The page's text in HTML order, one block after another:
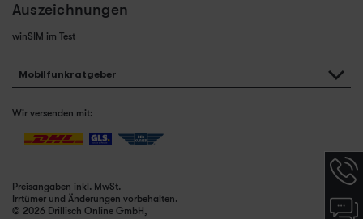
Auszeichnungen
winSIM im Test
Mobilfunkratgeber
Wir versenden mit:
Preisangaben inkl. MwSt.
Irrtümer und Änderungen vorbehalten.
© 2026 Drillisch Online GmbH,
Chat-